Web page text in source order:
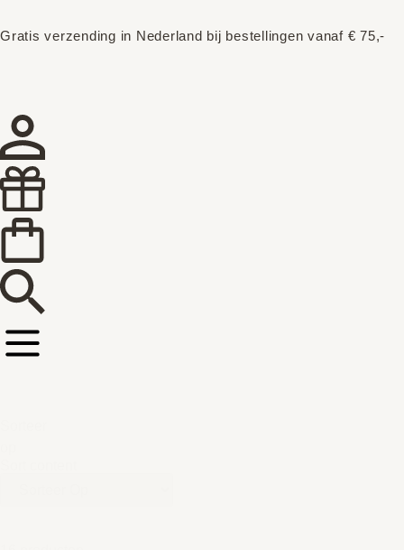
Gratis verzending in Nederland bij bestellingen vanaf € 75,-